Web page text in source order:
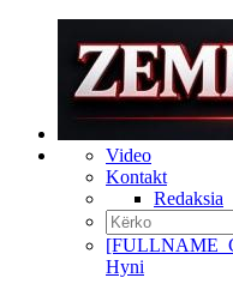
Video
Kontakt
Redaksia
Hyni